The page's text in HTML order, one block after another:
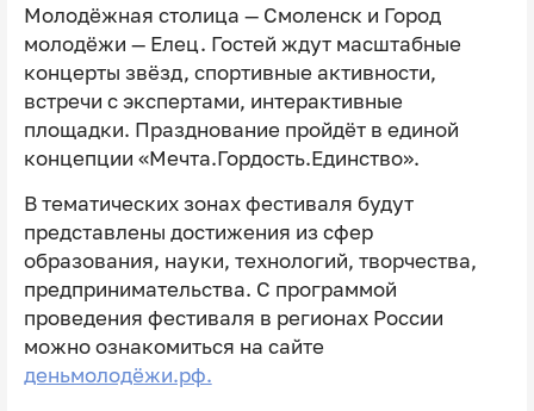
Молодёжная столица — Смоленск и Город
молодёжи — Елец. Гостей ждут масштабные
концерты звёзд, спортивные активности,
встречи с экспертами, интерактивные
площадки. Празднование пройдёт в единой
концепции «Мечта.Гордость.Единство».
В тематических зонах фестиваля будут
представлены достижения из сфер
образования, науки, технологий, творчества,
предпринимательства. С программой
проведения фестиваля в регионах России
можно ознакомиться на сайте
деньмолодёжи.рф.